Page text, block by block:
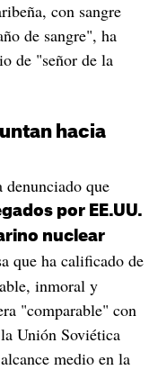
con sangre
de sangre", ha
de "señor de la
hacia
denunciado que
por EE.UU.
nuclear
que ha calificado de
inmoral y
"comparable" con
Unión Soviética
medio en la